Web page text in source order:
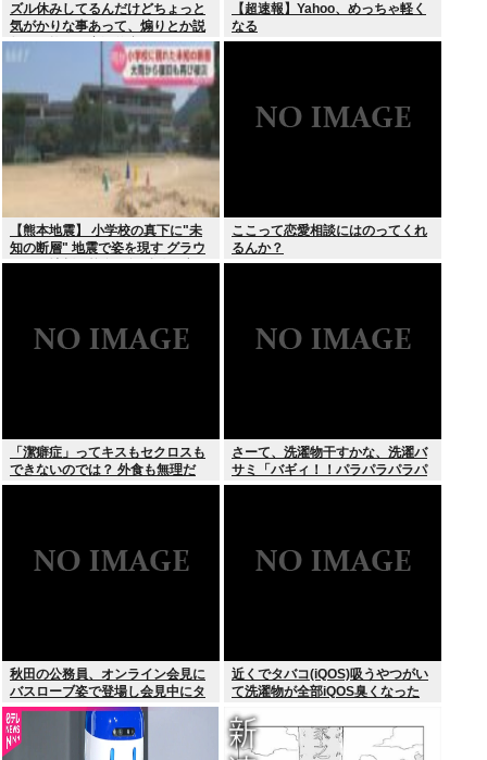
ズル休みしてるんだけどちょっと
気がかりな事あって、煽りとか説
教とか抜きに客観的意見くれる人
だけきてくれ
【超速報】Yahoo、めっちゃ軽く
なる
【熊本地震】 小学校の真下に"未
知の断層" 地震で姿を現す グラウ
ンドに地割れ校舎に亀裂 八代市
ここって恋愛相談にはのってくれ
るんか？
「潔癖症」ってキスもセクロスも
できないのでは？ 外食も無理だ
ろ。
さーて、洗濯物干すかな、洗濯バ
サミ「バギィ！！パラパラパラパ
ラ」
秋田の公務員、オンライン会見に
バスローブ姿で登場し会見中にタ
バコを吸う←あのさあ！
近くでタバコ(iQOS)吸うやつがい
て洗濯物が全部iQOS臭くなった